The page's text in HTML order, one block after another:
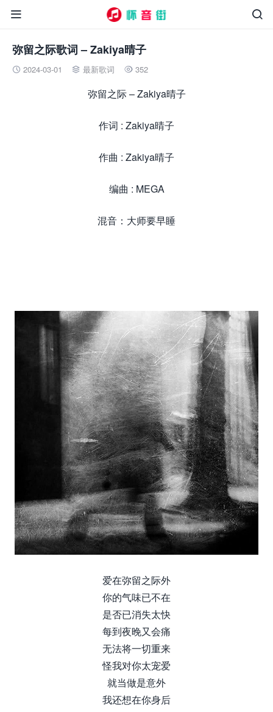


弥留之际歌词 – Zakiya晴子
 2024-03-01  最新歌词  352
弥留之际 – Zakiya晴子
作词 : Zakiya晴子
作曲 : Zakiya晴子
编曲 : MEGA
混音：大师要早睡
爱在弥留之际外
你的气味已不在
是否已消失太快
每到夜晚又会痛
无法将一切重来
怪我对你太宠爱
就当做是意外
我还想在你身后